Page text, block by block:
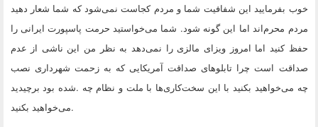
خوب بفرمایید این شفافیت شما و مردم کجاست نمی‌شود که شما شعار دهید
مردم محرم‌اند اما این گونه شود. شما می‌خواستید حرمت پاسپورت ایرانی را
حفظ کنید اما امروز ویزای مالزی را نمی‌دهد به نظر من این ناشی از عدم
صداقت است چرا تابلوهای صداقت آمریکایی که به زحمت شهرداری نصب
شده بود برچیدید. چه می‌خواهید بکنید با این سخت‌کاری‌ها با ملت و نظام چه
می‌خواهید بکنید.